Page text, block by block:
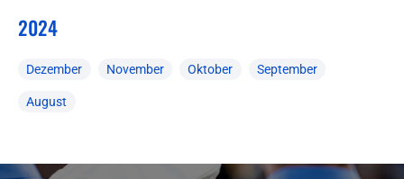
2024
Dezember November Oktober September
August